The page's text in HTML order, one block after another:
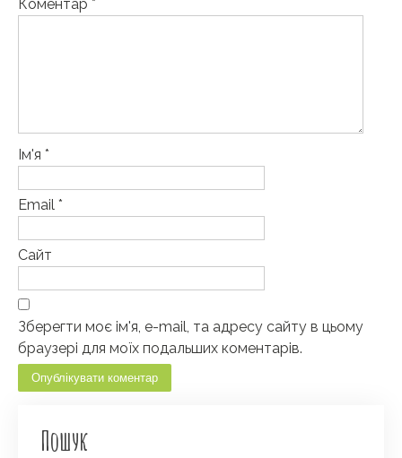
Коментар *
Ім'я *
Email *
Сайт
Зберегти моє ім'я, e-mail, та адресу сайту в цьому
браузері для моїх подальших коментарів.
Пошук